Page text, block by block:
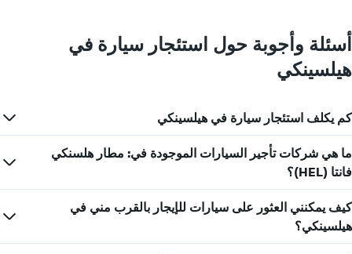
أسئلة وأجوبة حول استئجار سيارة في
هيلسينكي
كم يكلف استئجار سيارة في هيلسينكي
ما هي شركات تأجير السيارات الموجودة في: مطار هلسنكي
فانتا (HEL)؟
كيف يمكنني العثور على سيارات للإيجار بالقرب مني في
هيلسينكي؟